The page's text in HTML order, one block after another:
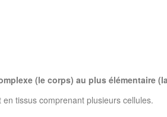
(le corps) au plus élémentaire
tissus comprenant plusieurs cellules.